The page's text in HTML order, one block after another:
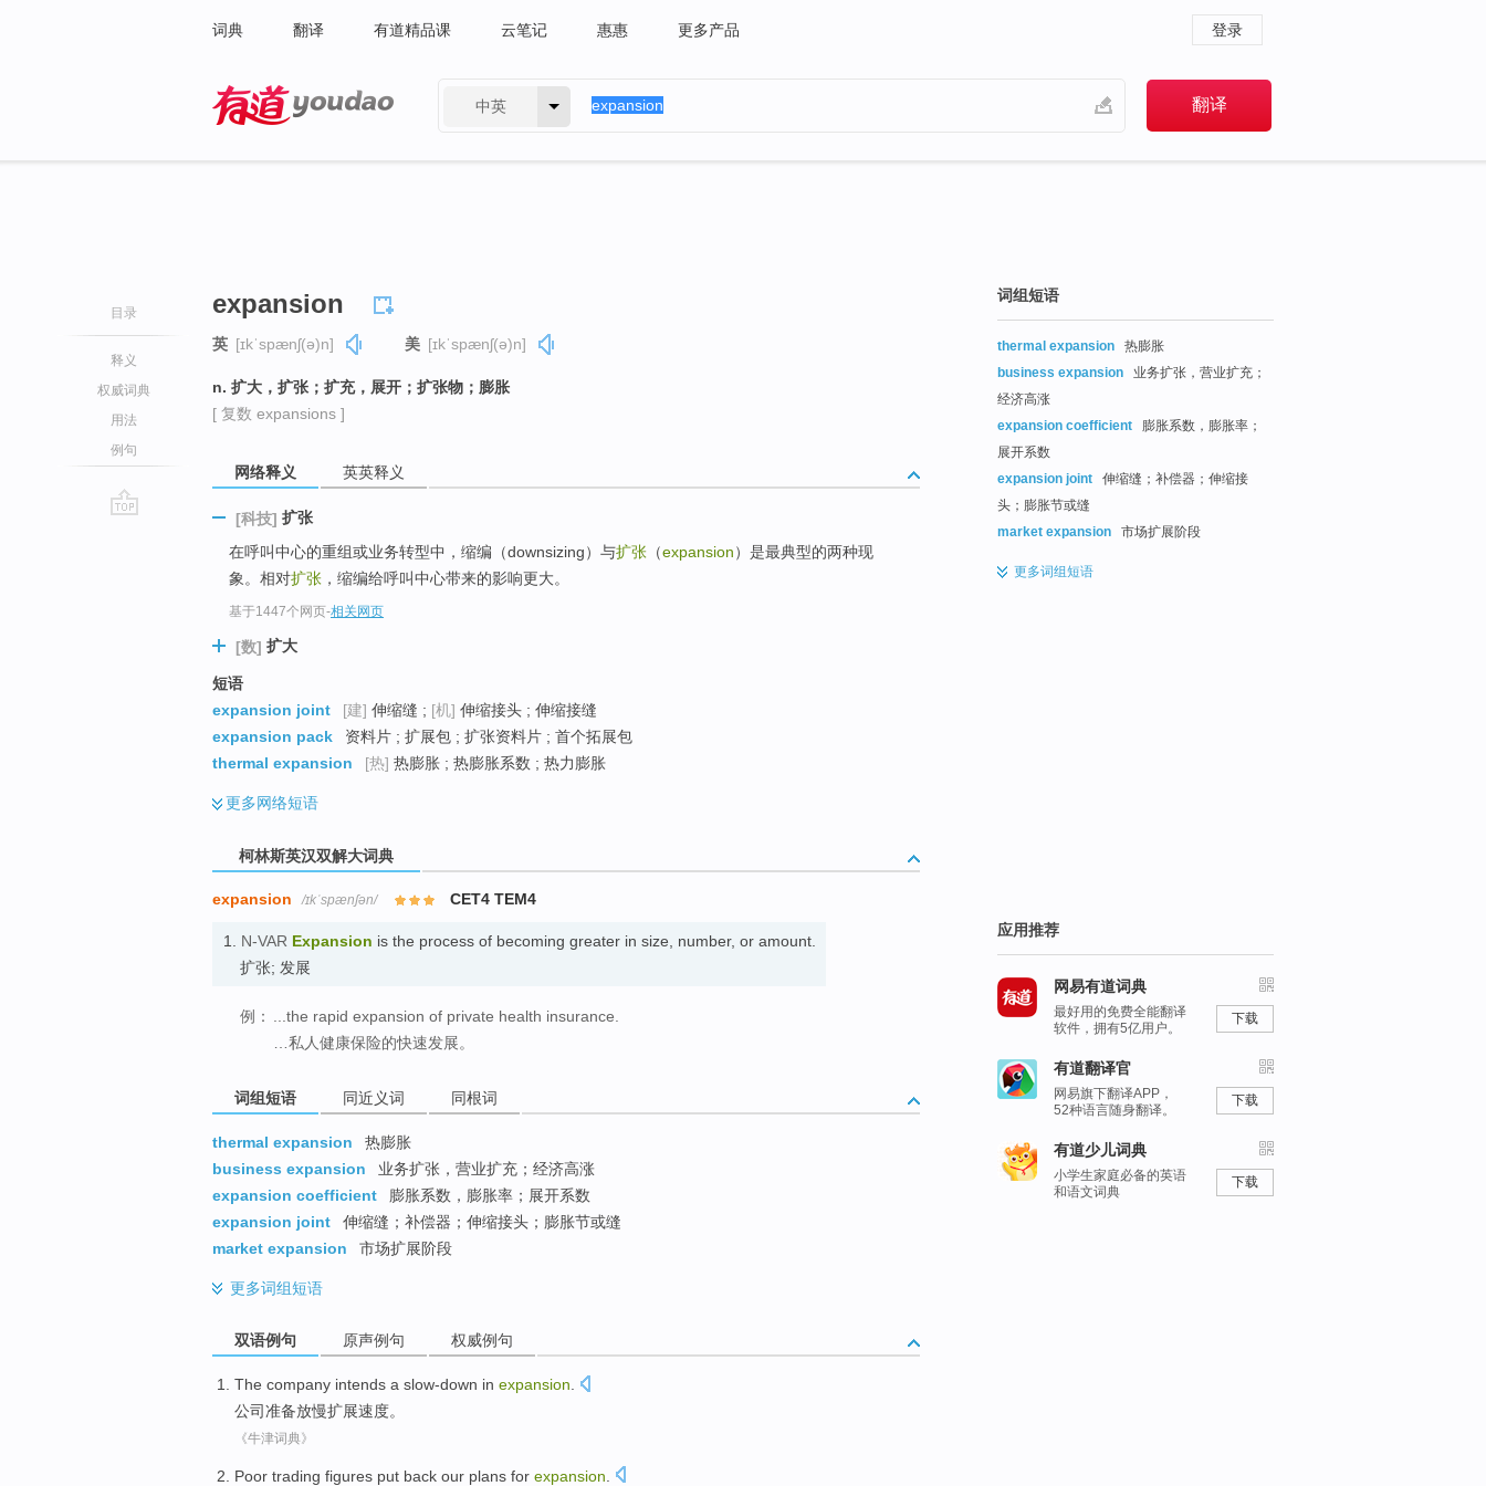
词典 翻译 有道精品课 云笔记 惠惠 更多产品 登录
中英
目录
释义
权威词典
用法
例句
expansion
英 [ɪkˈspænʃ(ə)n] 美 [ɪkˈspænʃ(ə)n]
n. 扩大，扩张；扩充，展开；扩张物；膨胀
[ 复数 expansions ]
网络释义 英英释义
[科技] 扩张
在呼叫中心的重组或业务转型中，缩编（downsizing）与扩张 （expansion）是最典型的两种现
象。相对扩张 ，缩编给呼叫中心带来的影响更大。
基于1447个网页-相关网页
[数] 扩大
短语
expansion joint
[建] 伸缩缝 ; [机] 伸缩接头 ; 伸缩接缝
expansion pack
资料片 ; 扩展包 ; 扩张资料片 ; 首个拓展包
thermal expansion
[热] 热膨胀 ; 热膨胀系数 ; 热力膨胀
更多网络短语
柯林斯英汉双解大词典
expansion /ɪkˈspænʃən/ CET4 TEM4
1. N-VAR Expansion is the process of becoming greater in size, number, or amount.
扩张; 发展
例： ...the rapid expansion of private health insurance.
…私人健康保险的快速发展。
词组短语 同近义词 同根词
thermal expansion
热膨胀
business expansion
业务扩张，营业扩充；经济高涨
expansion coefficient
膨胀系数，膨胀率；展开系数
expansion joint
伸缩缝；补偿器；伸缩接头；膨胀节或缝
market expansion
市场扩展阶段
更多词组短语
双语例句 原声例句 权威例句
The company intends a slow-down in expansion
公司准备放慢扩展速度。
《牛津词典》
Poor trading figures put back our plans for expansion
词组短语
thermal expansion
热膨胀
business expansion
业务扩张，营业扩充；
经济高涨
expansion coefficient
膨胀系数，膨胀率；
展开系数
expansion joint
伸缩缝；补偿器；伸缩接
头；膨胀节或缝
market expansion
市场扩展阶段
更多词组短语
应用推荐